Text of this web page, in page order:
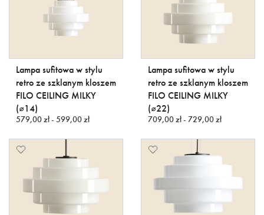
Lampa sufitowa w stylu
retro ze szklanym kloszem
FILO CEILING MILKY
(⌀14)
579,00 zł - 599,00 zł
Lampa sufitowa w stylu
retro ze szklanym kloszem
FILO CEILING MILKY
(⌀22)
709,00 zł - 729,00 zł